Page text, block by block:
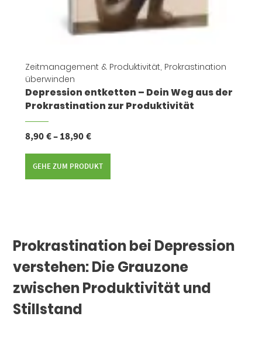
Zeitmanagement & Produktivität, Prokrastination
überwinden
Depression entketten – Dein Weg aus der
Prokrastination zur Produktivität
8,90€–18,90€
GEHE ZUM PRODUKT
Prokrastination bei Depression
verstehen: Die Grauzone
zwischen Produktivität und
Stillstand